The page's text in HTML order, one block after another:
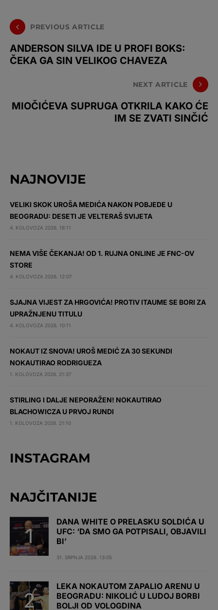
PREVIOUS ARTICLE
ANDERSON SILVA IDE U PROFI BOKS:
ČEKA GA SIN VELIKOG CHAVEZA
NEXT ARTICLE
MIOČIĆEVA SUPRUGA OTKRILA KAKO ĆE
IM SE ZVATI SINČIĆ
NAJNOVIJE
VELIKI SKOK UROŠA MEDIĆA NAKON POBJEDE U
BEOGRADU: DESETI JE VELTERAŠ SVIJETA
4. KOLOVOZA 2026. 16:11
NEMA VIŠE ČEKANJA! OD 1. RUJNA ONLINE JE FNC-OV
STORE
4. KOLOVOZA 2026. 12:07
SJAJNA VIJEST ZA HRGOVIĆA! PROTIV ITAUME SE BORI ZA
UPRAŽNJENU TITULU
4. KOLOVOZA 2026. 10:11
NOKAUT IZ SNOVA! UROŠ MEDIĆ ZA 30 SEKUNDI
NOKAUTIRAO RODRIGUEZA
1. KOLOVOZA 2026. 21:37
STIRLING I DALJE NEPORAŽEN! NOKAUTIRAO
BLACHOWICZA U PRVOJ RUNDI
1. KOLOVOZA 2026. 21:10
INSTAGRAM
NAJČITANIJE
DANA WHITE O PRELASKU SOLDIĆA U
UFC: ‘DA SMO GA POTPISALI, OBJAVILI
BI’
31. SRPNJA 2026. 13:05
LEKA NOKAUTOM ZAPALIO ARENU U
BEOGRADU: NIKOLIĆ U LUDOJ BORBI
BOLJI OD VOLOGDINA